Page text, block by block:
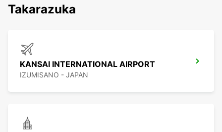
Takarazuka
KANSAI INTERNATIONAL AIRPORT
IZUMISANO - JAPAN